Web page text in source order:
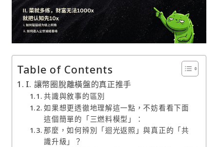
Table of Contents
I. 讓幣圈脫離橫盤的真正推手
共識與敘事的區別
如果想更透徹地理解這一點，不妨看看下面
這個簡單的「三燃料模型」：
那麼，如何辨別「迴光返照」與真正的「共
識升級」？